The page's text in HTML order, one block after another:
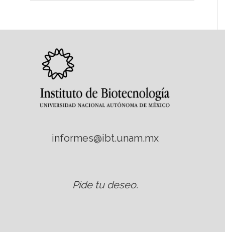
informes@ibt.unam.mx
Pide tu deseo.